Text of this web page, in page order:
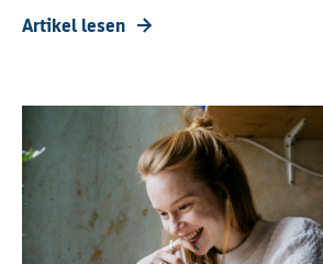
Artikel lesen